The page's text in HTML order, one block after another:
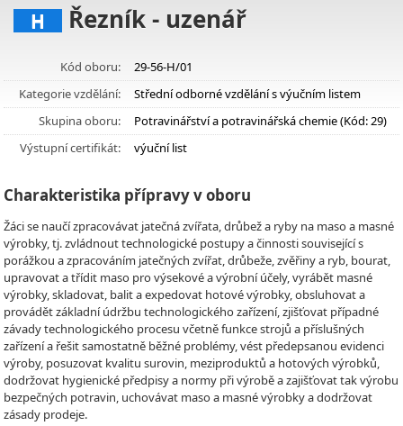
H Řezník - uzenář
Kód oboru:
29-56-H/01
Kategorie vzdělání:
Střední odborné vzdělání s výučním listem
Skupina oboru:
Potravinářství a potravinářská chemie (Kód: 29)
Výstupní certifikát:
výuční list
Charakteristika přípravy v oboru
Žáci se naučí zpracovávat jatečná zvířata, drůbež a ryby na maso a masné
výrobky, tj. zvládnout technologické postupy a činnosti související s
porážkou a zpracováním jatečných zvířat, drůbeže, zvěřiny a ryb, bourat,
upravovat a třídit maso pro výsekové a výrobní účely, vyrábět masné
výrobky, skladovat, balit a expedovat hotové výrobky, obsluhovat a
provádět základní údržbu technologického zařízení, zjišťovat případné
závady technologického procesu včetně funkce strojů a příslušných
zařízení a řešit samostatně běžné problémy, vést předepsanou evidenci
výroby, posuzovat kvalitu surovin, meziproduktů a hotových výrobků,
dodržovat hygienické předpisy a normy při výrobě a zajišťovat tak výrobu
bezpečných potravin, uchovávat maso a masné výrobky a dodržovat
zásady prodeje.